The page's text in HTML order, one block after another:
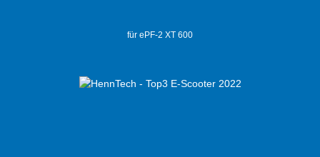
für ePF-2 XT 600